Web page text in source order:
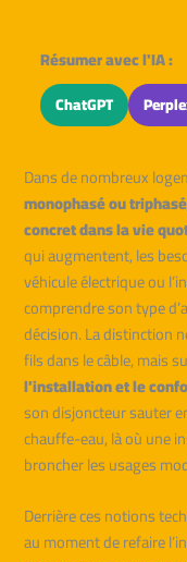
Résumer avec l'IA :
ChatGPT
Dans de nombreux
monophasé ou
concret dans la vie
qui augmentent, les
véhicule électrique ou
comprendre son type
décision. La distinction
fils dans le câble, mais
l’installation et le
son disjoncteur sauter
chauffe-eau, là où une
broncher les usages
Derrière ces notions
au moment de refaire